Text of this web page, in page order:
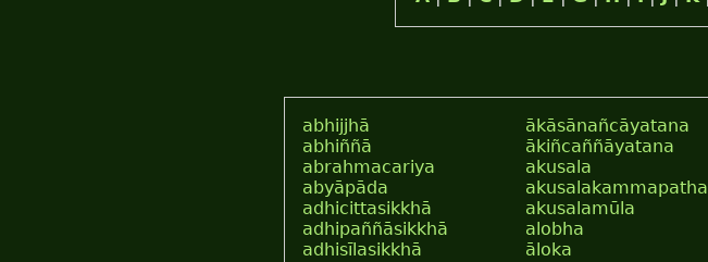
abhijjhā
abhiññā
abrahmacariya
abyāpāda
adhicittasikkhā
adhipaññāsikkhā
adhisīlasikkhā
ākāsānañcāyatana
ākiñcaññāyatana
akusala
akusalakammapatha
akusalamūla
alobha
āloka